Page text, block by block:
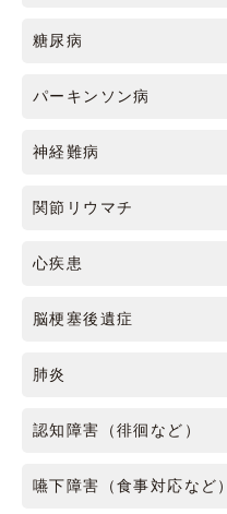
糖尿病
パーキンソン病
神経難病
関節リウマチ
心疾患
脳梗塞後遺症
肺炎
認知障害（徘徊など）
嚥下障害（食事対応など）